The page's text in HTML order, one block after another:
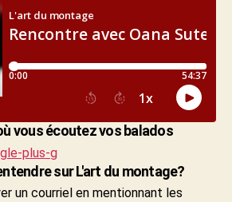
vous écoutez vos balados
plus-g
sur L'art du montage?
un courriel en mentionnant les